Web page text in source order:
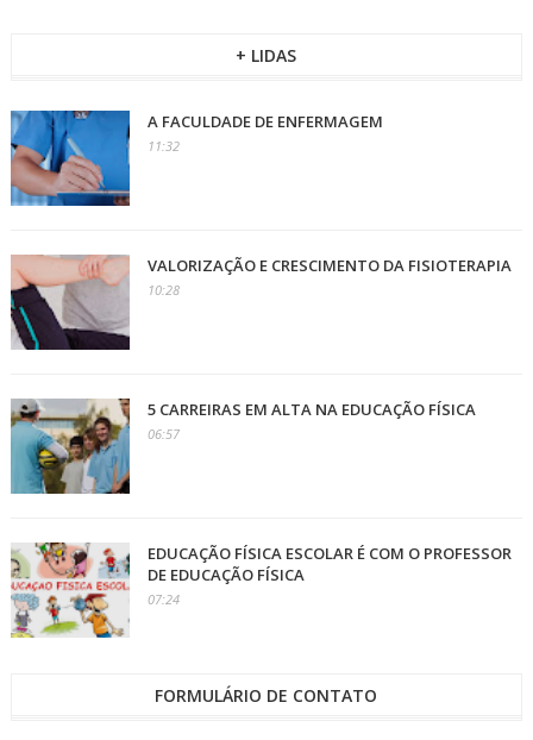
+ LIDAS
A FACULDADE DE ENFERMAGEM
11:32
VALORIZAÇÃO E CRESCIMENTO DA FISIOTERAPIA
10:28
5 CARREIRAS EM ALTA NA EDUCAÇÃO FÍSICA
06:57
EDUCAÇÃO FÍSICA ESCOLAR É COM O PROFESSOR
DE EDUCAÇÃO FÍSICA
07:24
FORMULÁRIO DE CONTATO